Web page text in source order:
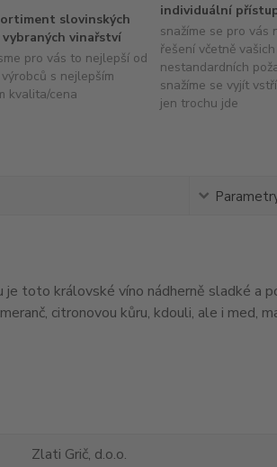
slovinských
vybraných vinařství
pro vás to nejlepší od
s nejlepším
kvalita/cena
individuální
snažíme se pro vás
řešení včetně vašich
nestandardních
snažíme se vyjít
jen trochu jde
toto královské víno nádherně sladké a
citronovou kůru, kdouli, ale i med,
Zlati Grič, d.o.o.